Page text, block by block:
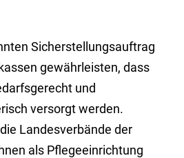
Sicherstellungsauftrag
gewährleisten, dass
und
versorgt werden.
Landesverbände der
als Pflegeeinrichtung